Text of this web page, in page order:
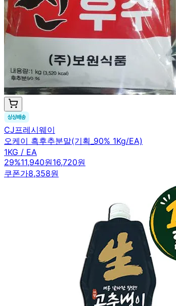
CJ프레시웨이
오케이 흑후추분말(기획_90% 1Kg/EA)
1KG / EA
29%11,940원16,720원
쿠폰가8,358원